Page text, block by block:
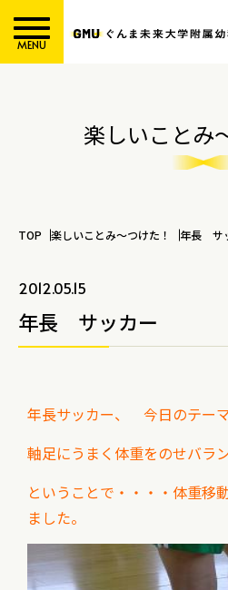
MENU
楽しいことみ
TOP 楽しいことみ～つけた！ 年長 サ
2012.05.15
年長 サッカー
年長サッカー、 今日のテ
軸足にうまく体重をのせバラ
ということで・・・・体重移
ました。